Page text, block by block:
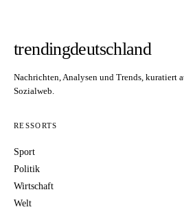
trendingdeutschland
Nachrichten, Analysen und Trends, kuratiert
Sozialweb.
RESSORTS
Sport
Politik
Wirtschaft
Welt